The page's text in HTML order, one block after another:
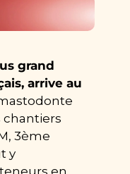
grand
arrive au
chantiers
3ème
y
en